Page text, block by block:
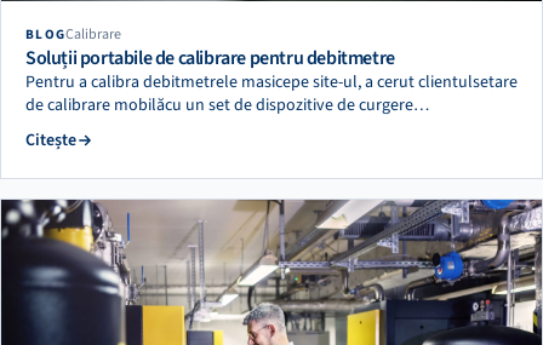
BLOGCalibrare
Soluții portabile de calibrare pentru debitmetre
Pentru a calibra debitmetrele masicepe site-ul, a cerut clientulsetare
de calibrare mobilăcu un set de dispozitive de curgere…
Citește